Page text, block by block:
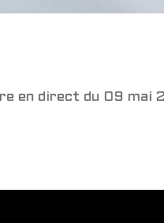
en direct du 09 mai